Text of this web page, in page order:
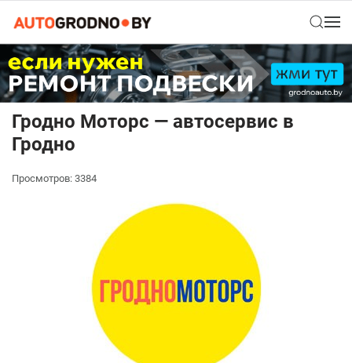
Гродно Моторс — автосервис в
Гродно
Просмотров: 3384